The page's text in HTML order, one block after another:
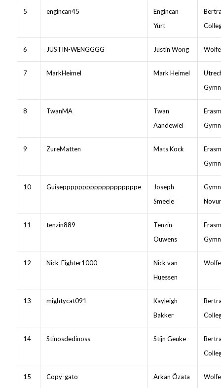
5 engincan45
Engincan
Yurt
6 JUSTIN-WENGGGG Justin Wong
7 MarkHeimel Mark Heimel
8 TwanMA
Twan
Aandewiel
9 ZureMatten Mats Kock
10 Guisepppppppppppppppppppe
Joseph
Smeele
11 tenzin889
Tenzin
Ouwens
12 Nick_Fighter1000
Nick van
Huessen
13 mightycat091
Kayleigh
Bakker
14 Stinosdedinoss Stijn Geuke
15 Copy-gato Arkan Özata